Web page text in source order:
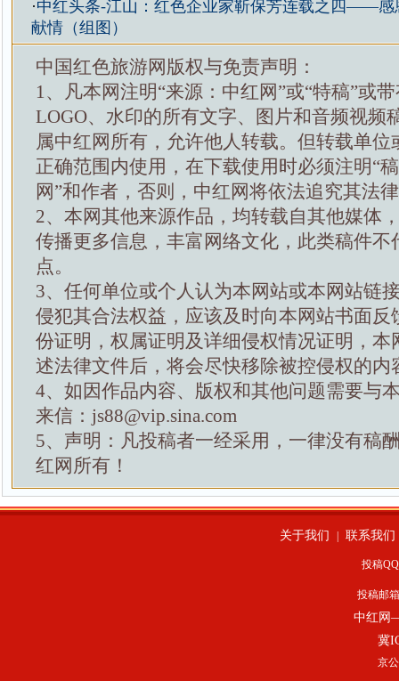
·中红头条-江山：红色企业家靳保芳连载之四——感
献情（组图）
中国红色旅游网版权与免责声明：
1、凡本网注明“来源：中红网”或“特稿”或
LOGO、水印的所有文字、图片和音频视频
属中红网所有，允许他人转载。但转载单位
正确范围内使用，在下载使用时必须注明“
网”和作者，否则，中红网将依法追究其法
2、本网其他来源作品，均转载自其他媒体
传播更多信息，丰富网络文化，此类稿件不
点。
3、任何单位或个人认为本网站或本网站链
侵犯其合法权益，应该及时向本网站书面反
份证明，权属证明及详细侵权情况证明，本
述法律文件后，将会尽快移除被控侵权的内
4、如因作品内容、版权和其他问题需要与
来信：js88@vip.sina.com
5、声明：凡投稿者一经采用，一律没有稿
红网所有！
关于我们 联系我们
投稿
投稿邮
中红网
冀
京